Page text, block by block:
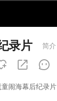
简介
录片
闹海幕后纪录片